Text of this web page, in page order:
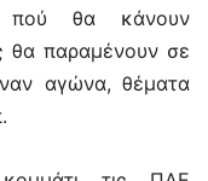
πού θα κάνουν
θα παραμένουν σε
αγώνα, θέματα